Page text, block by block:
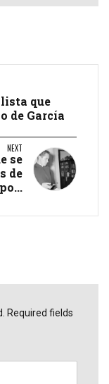
que
de García
NEXT
se
de
Required fields